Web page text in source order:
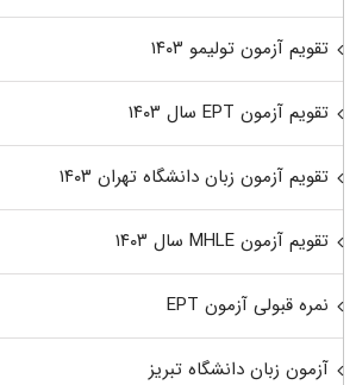
تقویم آزمون تولیمو ۱۴۰۳
تقویم آزمون EPT سال ۱۴۰۳
تقویم آزمون زبان دانشگاه تهران ۱۴۰۳
تقویم آزمون MHLE سال ۱۴۰۳
نمره قبولی آزمون EPT
آزمون زبان دانشگاه تبریز